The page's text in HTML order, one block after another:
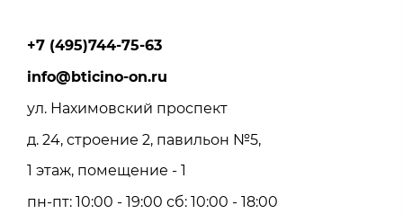
+7 (495)744-75-63
info@bticino-on.ru
ул. Нахимовский проспект
д. 24, строение 2, павильон №5,
1 этаж, помещение - 1
пн-пт: 10:00 - 19:00 сб: 10:00 - 18:00